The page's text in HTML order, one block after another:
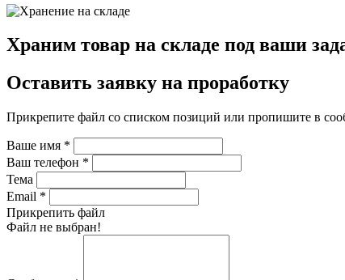
Храним товар на складе под ваши
Оставить заявку на проработку
Прикрепите файл со списком позиций или пропишите в
Ваше имя *
Ваш телефон *
Тема
Email *
Прикрепить файл
Файл не выбран!